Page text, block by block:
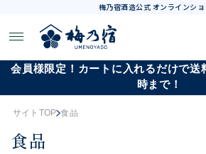
梅乃宿酒造公式 オンラインシ
会員様限定！カートに入れるだけで送
時まで！
サイトTOP 食品
食品